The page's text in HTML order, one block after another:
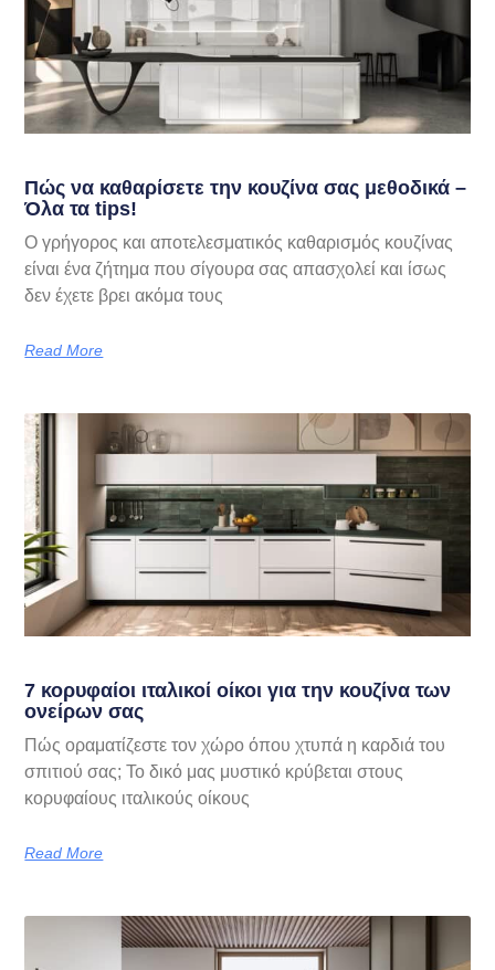
Πώς να καθαρίσετε την κουζίνα σας μεθοδικά –
Όλα τα tips!
Ο γρήγορος και αποτελεσματικός καθαρισμός κουζίνας
είναι ένα ζήτημα που σίγουρα σας απασχολεί και ίσως
δεν έχετε βρει ακόμα τους
Read More
7 κορυφαίοι ιταλικοί οίκοι για την κουζίνα των
ονείρων σας
Πώς οραματίζεστε τον χώρο όπου χτυπά η καρδιά του
σπιτιού σας; Το δικό μας μυστικό κρύβεται στους
κορυφαίους ιταλικούς οίκους
Read More